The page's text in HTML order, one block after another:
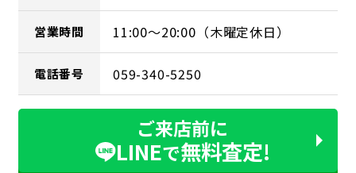
営業時間 11:00～20:00（木曜定休日）
電話番号 059-340-5250
ご来店前に
LINEで無料査定!